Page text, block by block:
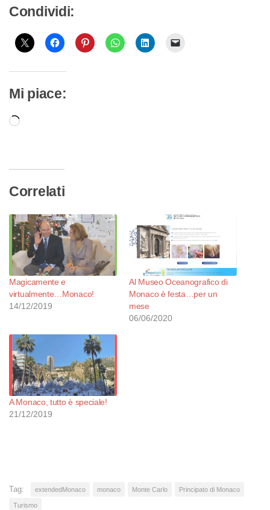
Condividi:
Mi piace:
Caricamento
Correlati
Magicamente e
virtualmente…Monaco!
14/12/2019
Al Museo Oceanografico di
Monaco è festa…per un
mese
06/06/2020
A Monaco, tutto è speciale!
21/12/2019
Tag: extendedMonaco monaco Monte Carlo Principato di Monaco
Turismo